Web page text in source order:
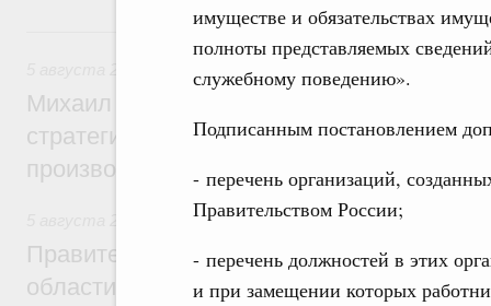
имуществе и обязательствах
полноты представляемых
служебному поведению».
Подписанным постановлением
- перечень организаций,
Правительством России;
- перечень должностей в этих
и при замещении которых
5 августа, среда
Вопросы производительности труда и
Михаил Мишустин дал поручения по
стратегической сессии, посвящённой
производительности труда
Национальный проект «Экологическое
Правительство увеличило объём
области в рамках федерального